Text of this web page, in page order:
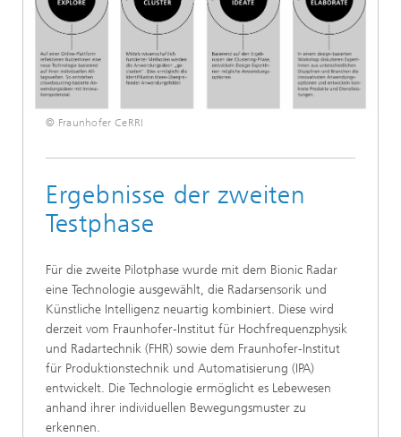
© Fraunhofer CeRRI
Ergebnisse der zweiten
Testphase
Für die zweite Pilotphase wurde mit dem Bionic Radar
eine Technologie ausgewählt, die Radarsensorik und
Künstliche Intelligenz neuartig kombiniert. Diese wird
derzeit vom Fraunhofer-Institut für Hochfrequenzphysik
und Radartechnik (FHR) sowie dem Fraunhofer-Institut
für Produktionstechnik und Automatisierung (IPA)
entwickelt. Die Technologie ermöglicht es Lebewesen
anhand ihrer individuellen Bewegungsmuster zu
erkennen.